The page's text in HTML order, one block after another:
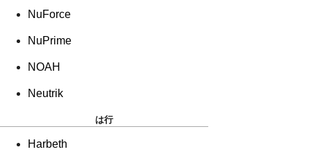
NuForce
NuPrime
NOAH
Neutrik
は行
Harbeth